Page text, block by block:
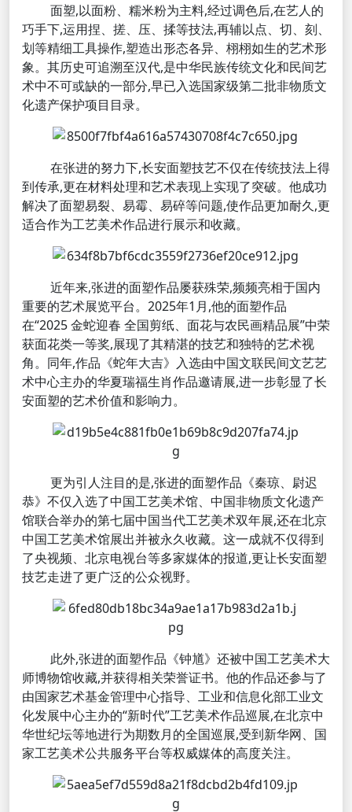
面塑,以面粉、糯米粉为主料,经过调色后,在艺人的
巧手下,运用捏、搓、压、揉等技法,再辅以点、切、刻、
划等精细工具操作,塑造出形态各异、栩栩如生的艺术形
象。其历史可追溯至汉代,是中华民族传统文化和民间艺
术中不可或缺的一部分,早已入选国家级第二批非物质文
化遗产保护项目目录。
在张进的努力下,长安面塑技艺不仅在传统技法上得
到传承,更在材料处理和艺术表现上实现了突破。他成功
解决了面塑易裂、易霉、易碎等问题,使作品更加耐久,更
适合作为工艺美术作品进行展示和收藏。
近年来,张进的面塑作品屡获殊荣,频频亮相于国内
重要的艺术展览平台。2025年1月,他的面塑作品
在“2025 金蛇迎春 全国剪纸、面花与农民画精品展”中荣
获面花类一等奖,展现了其精湛的技艺和独特的艺术视
角。同年,作品《蛇年大吉》入选由中国文联民间文艺艺
术中心主办的华夏瑞福生肖作品邀请展,进一步彰显了长
安面塑的艺术价值和影响力。
更为引人注目的是,张进的面塑作品《秦琼、尉迟
恭》不仅入选了中国工艺美术馆、中国非物质文化遗产
馆联合举办的第七届中国当代工艺美术双年展,还在北京
中国工艺美术馆展出并被永久收藏。这一成就不仅得到
了央视频、北京电视台等多家媒体的报道,更让长安面塑
技艺走进了更广泛的公众视野。
此外,张进的面塑作品《钟馗》还被中国工艺美术大
师博物馆收藏,并获得相关荣誉证书。他的作品还参与了
由国家艺术基金管理中心指导、工业和信息化部工业文
化发展中心主办的“新时代”工艺美术作品巡展,在北京中
华世纪坛等地进行为期数月的全国巡展,受到新华网、国
家工艺美术公共服务平台等权威媒体的高度关注。